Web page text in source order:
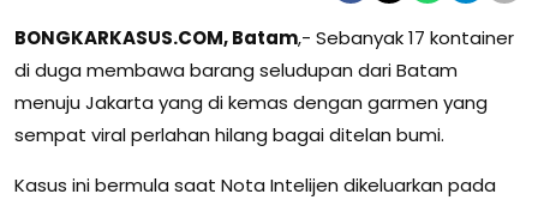
BONGKARKASUS.COM, Batam,- Sebanyak 17 kontainer
di duga membawa barang seludupan dari Batam
menuju Jakarta yang di kemas dengan garmen yang
sempat viral perlahan hilang bagai ditelan bumi.
Kasus ini bermula saat Nota Intelijen dikeluarkan pada